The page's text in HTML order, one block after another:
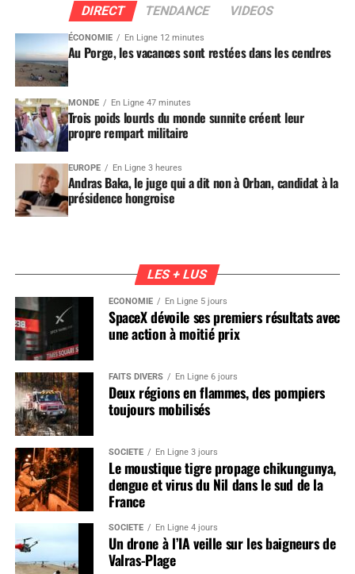
DIRECT TENDANCE VIDEOS
ÉCONOMIE En Ligne 12 minutes
Au Porge, les vacances sont restées dans les cendres
MONDE En Ligne 47 minutes
Trois poids lourds du monde sunnite créent leur
propre rempart militaire
EUROPE En Ligne 3 heures
Andras Baka, le juge qui a dit non à Orban, candidat à la
présidence hongroise
LES + LUS
ÉCONOMIE En Ligne 5 jours
SpaceX dévoile ses premiers résultats avec
une action à moitié prix
FAITS DIVERS En Ligne 6 jours
Deux régions en flammes, des pompiers
toujours mobilisés
SOCIÉTÉ En Ligne 3 jours
Le moustique tigre propage chikungunya,
dengue et virus du Nil dans le sud de la
France
SOCIÉTÉ En Ligne 4 jours
Un drone à l’IA veille sur les baigneurs de
Valras-Plage